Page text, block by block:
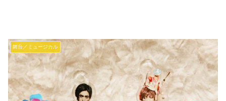
舞台／ミュージカル